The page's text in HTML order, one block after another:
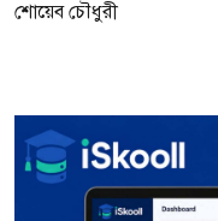
শোয়েব চৌধুরী